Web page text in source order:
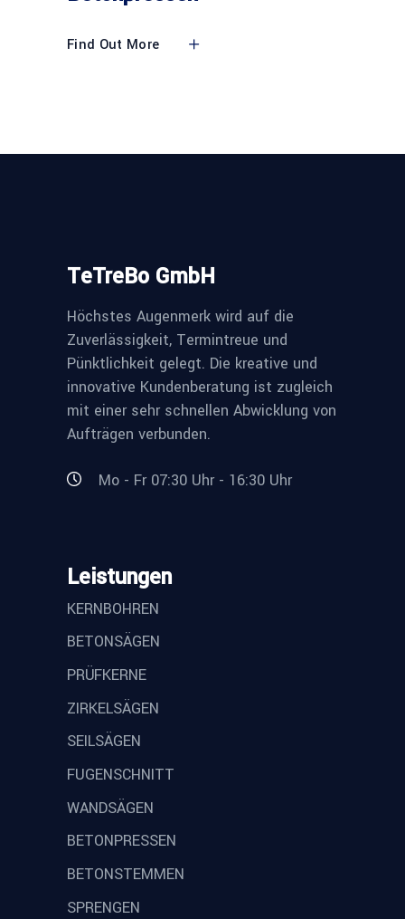
Find Out More
TeTreBo GmbH
Höchstes Augenmerk wird auf die
Zuverlässigkeit, Termintreue und
Pünktlichkeit gelegt. Die kreative und
innovative Kundenberatung ist zugleich
mit einer sehr schnellen Abwicklung von
Aufträgen verbunden.
Mo - Fr 07:30 Uhr - 16:30 Uhr
Leistungen
KERNBOHREN
BETONSÄGEN
PRÜFKERNE
ZIRKELSÄGEN
SEILSÄGEN
FUGENSCHNITT
WANDSÄGEN
BETONPRESSEN
BETONSTEMMEN
SPRENGEN